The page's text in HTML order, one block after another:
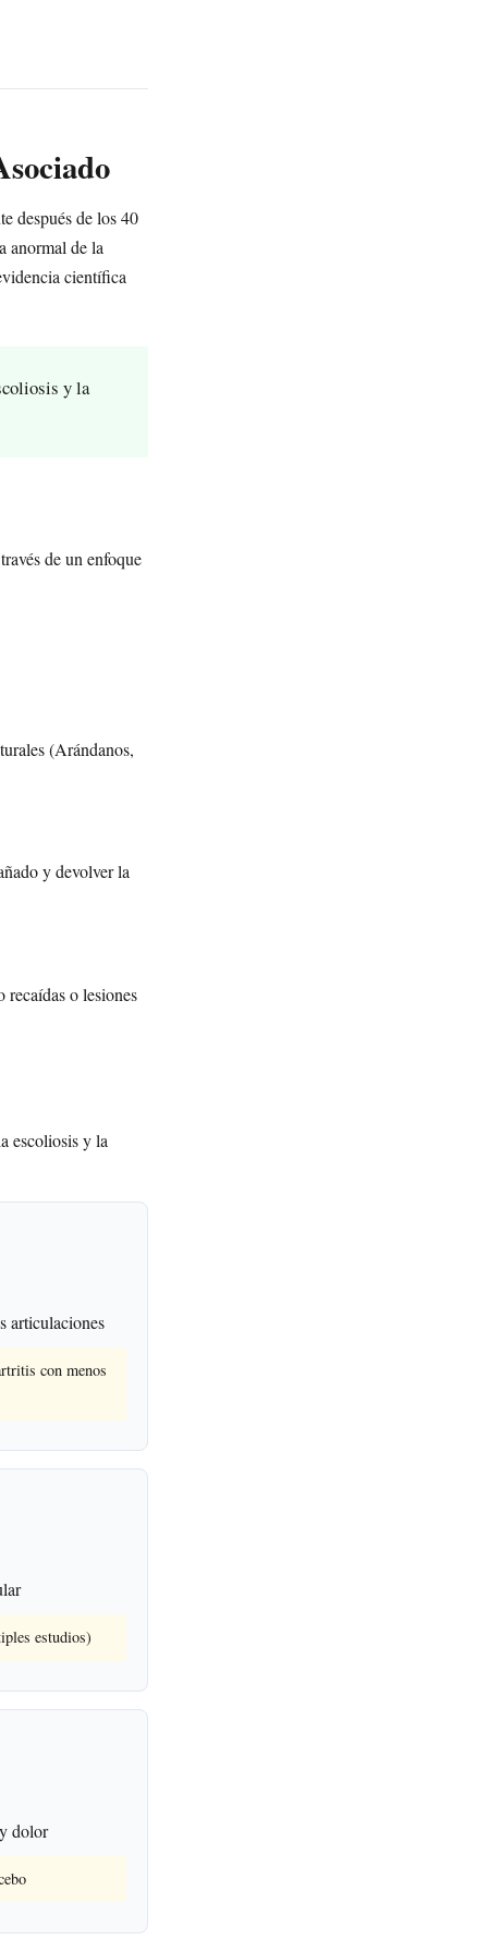
después de los 40
anormal de la
científica
y la
de un enfoque
(Arándanos,
y devolver la
recaídas o lesiones
escoliosis y la
articulaciones
con menos
estudios)
dolor